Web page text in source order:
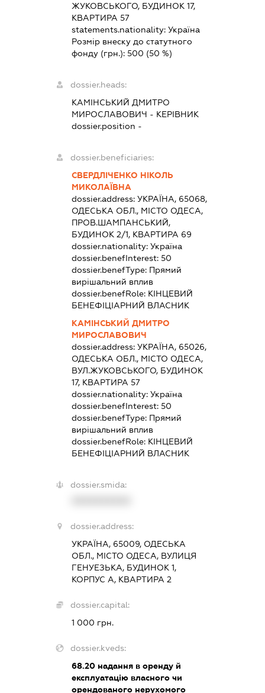
ЖУКОВСЬКОГО, БУДИНОК 17,
КВАРТИРА 57
statements.nationality: Україна
Розмір внеску до статутного
фонду (грн.): 500 (50 %)
dossier.heads:
КАМІНСЬКИЙ ДМИТРО
МИРОСЛАВОВИЧ - КЕРІВНИК
dossier.position -
dossier.beneficiaries:
СВЕРДЛІЧЕНКО НІКОЛЬ
МИКОЛАЇВНА
dossier.address: УКРАЇНА, 65068,
ОДЕСЬКА ОБЛ., МІСТО ОДЕСА,
ПРОВ.ШАМПАНСЬКИЙ,
БУДИНОК 2/1, КВАРТИРА 69
dossier.nationality: Україна
dossier.benefInterest: 50
dossier.benefType: Прямий
вирішальний вплив
dossier.benefRole: КІНЦЕВИЙ
БЕНЕФІЦІАРНИЙ ВЛАСНИК
КАМІНСЬКИЙ ДМИТРО
МИРОСЛАВОВИЧ
dossier.address: УКРАЇНА, 65026,
ОДЕСЬКА ОБЛ., МІСТО ОДЕСА,
ВУЛ.ЖУКОВСЬКОГО, БУДИНОК
17, КВАРТИРА 57
dossier.nationality: Україна
dossier.benefInterest: 50
dossier.benefType: Прямий
вирішальний вплив
dossier.benefRole: КІНЦЕВИЙ
БЕНЕФІЦІАРНИЙ ВЛАСНИК
dossier.smida:
dossier.address:
УКРАЇНА, 65009, ОДЕСЬКА
ОБЛ., МІСТО ОДЕСА, ВУЛИЦЯ
ГЕНУЕЗЬКА, БУДИНОК 1,
КОРПУС А, КВАРТИРА 2
dossier.capital:
1 000 грн.
dossier.kveds:
68.20надання в оренду й
експлуатацію власного чи
орендованого нерухомого